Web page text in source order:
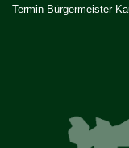
Termin Bürgermeister